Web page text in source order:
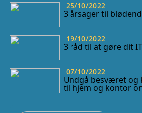
25/10/2022
3 årsager til
19/10/2022
3 råd til at gøre dit
07/10/2022
Undgå besværet
til hjem og kontor